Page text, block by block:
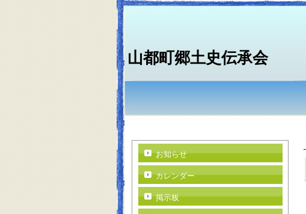
山都町郷土史伝承会
お知らせ
カレンダー
掲示板